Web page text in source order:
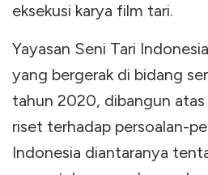
eksekusi karya film tari.
Yayasan Seni Tari
yang bergerak di bidang
tahun 2020, dibangun
riset terhadap persoalan-
Indonesia diantaranya